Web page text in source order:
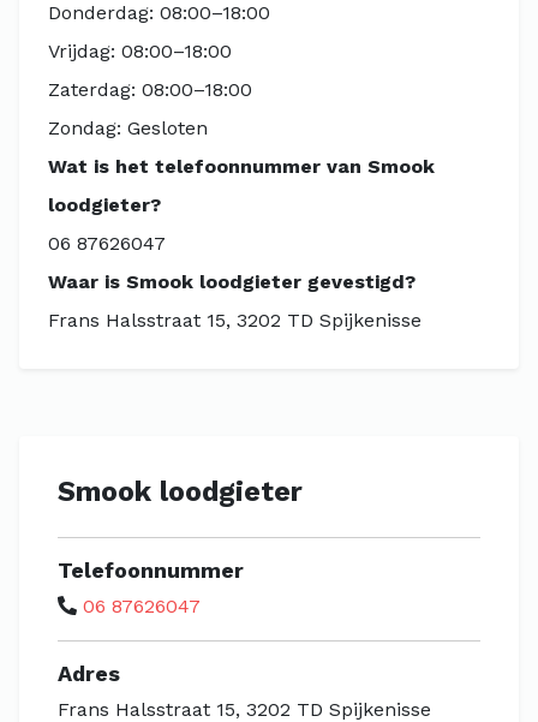
Donderdag: 08:00–18:00
Vrijdag: 08:00–18:00
Zaterdag: 08:00–18:00
Zondag: Gesloten
Wat is het telefoonnummer van Smook
loodgieter?
06 87626047
Waar is Smook loodgieter gevestigd?
Frans Halsstraat 15, 3202 TD Spijkenisse
Smook loodgieter
Telefoonnummer
06 87626047
Adres
Frans Halsstraat 15, 3202 TD Spijkenisse